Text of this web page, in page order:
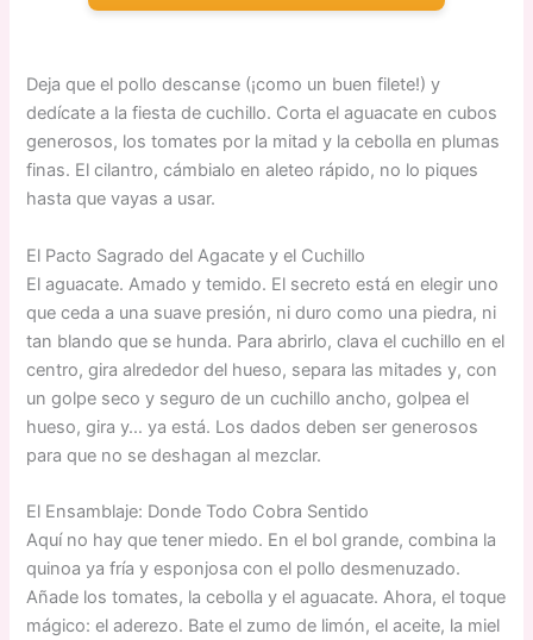
Deja que el pollo descanse (¡como un buen filete!) y
dedícate a la fiesta de cuchillo. Corta el aguacate en cubos
generosos, los tomates por la mitad y la cebolla en plumas
finas. El cilantro, cámbialo en aleteo rápido, no lo piques
hasta que vayas a usar.
El Pacto Sagrado del Agacate y el Cuchillo
El aguacate. Amado y temido. El secreto está en elegir uno
que ceda a una suave presión, ni duro como una piedra, ni
tan blando que se hunda. Para abrirlo, clava el cuchillo en el
centro, gira alrededor del hueso, separa las mitades y, con
un golpe seco y seguro de un cuchillo ancho, golpea el
hueso, gira y… ya está. Los dados deben ser generosos
para que no se deshagan al mezclar.
El Ensamblaje: Donde Todo Cobra Sentido
Aquí no hay que tener miedo. En el bol grande, combina la
quinoa ya fría y esponjosa con el pollo desmenuzado.
Añade los tomates, la cebolla y el aguacate. Ahora, el toque
mágico: el aderezo. Bate el zumo de limón, el aceite, la miel